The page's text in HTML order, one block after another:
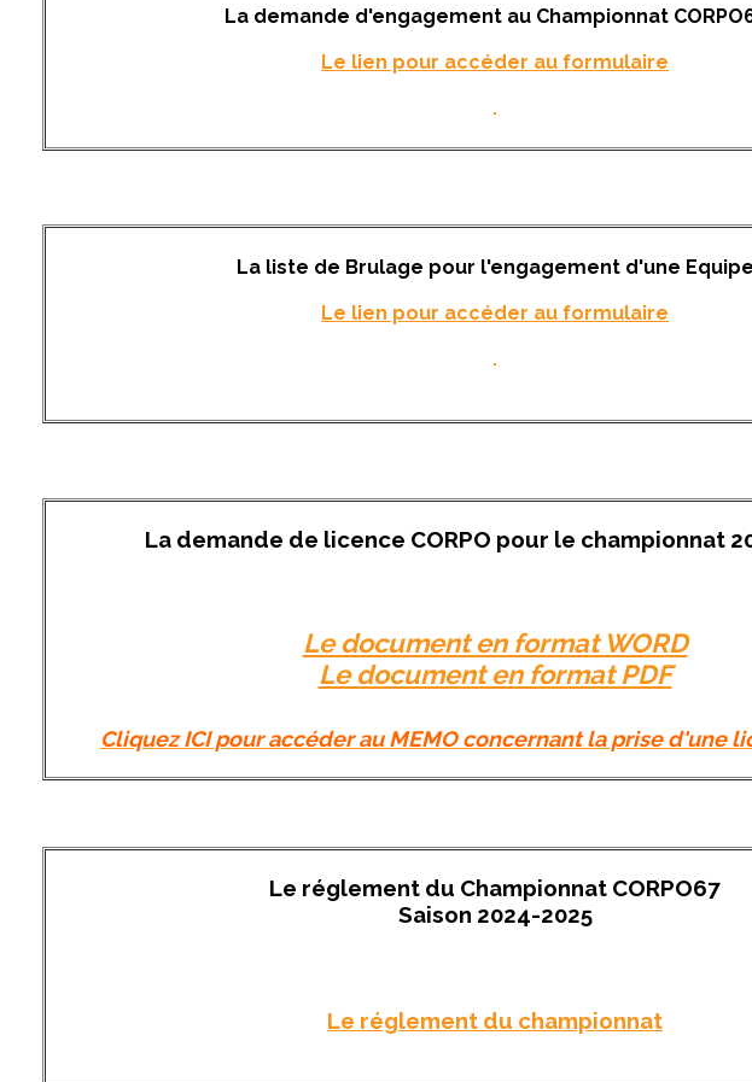
La demande d'engagement au Championnat
Le lien pour accéder au formulaire
La liste de Brulage pour l'engagement d'une
Le lien pour accéder au formulaire
La demande de licence CORPO pour le championnat
Le document en format WORD
Le document en format PDF
Cliquez ICI pour accéder au MEMO concernant la prise d'une
Le réglement du Championnat CORPO67
Saison 2024-2025
Le réglement du championnat